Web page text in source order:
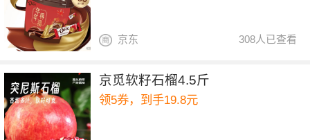
308人已查看
京东
京觅软籽石榴4.5斤
领5券，到手19.8元